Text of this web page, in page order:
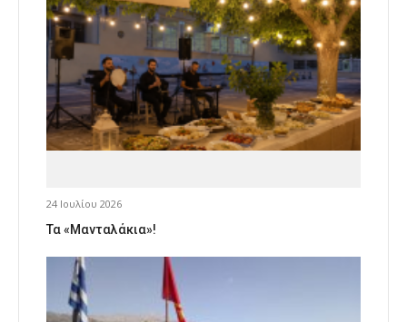
24 Ιουλίου 2026
Τα «Μανταλάκια»!